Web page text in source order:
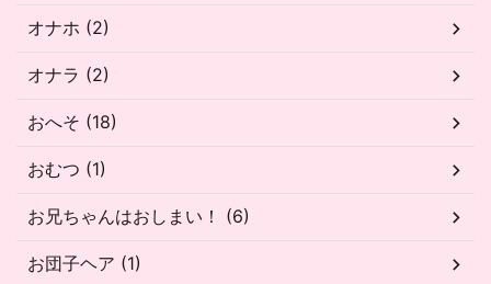
オナホ (2)
オナラ (2)
おへそ (18)
おむつ (1)
お兄ちゃんはおしまい！ (6)
お団子ヘア (1)